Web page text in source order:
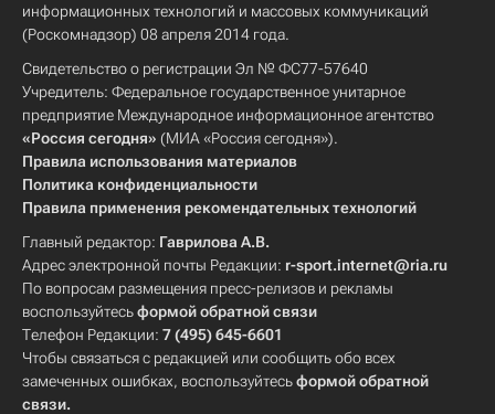
информационных технологий и массовых коммуникаций
(Роскомнадзор) 08 апреля 2014 года.
Свидетельство о регистрации Эл № ФС77-57640
Учредитель: Федеральное государственное унитарное
предприятие Международное информационное агентство
«Россия сегодня» (МИА «Россия сегодня»).
Правила использования материалов
Политика конфиденциальности
Правила применения рекомендательных технологий
Главный редактор: Гаврилова А.В.
Адрес электронной почты Редакции: r-sport.internet@ria.ru
По вопросам размещения пресс-релизов и рекламы
воспользуйтесьформой обратной связи
Телефон Редакции: 7 (495) 645-6601
Чтобы связаться с редакцией или сообщить обо всех
замеченных ошибках, воспользуйтесьформой обратной
связи.